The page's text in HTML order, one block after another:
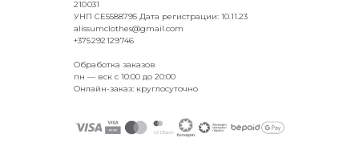
210 031
УНП CE5588795 Дата регистрации: 10.11.23
alissumclothes@gmail.com
+375 292 129 746
Обработка заказов
пн — вск с 10:00 до 20:00
Онлайн-заказ: круглосуточно